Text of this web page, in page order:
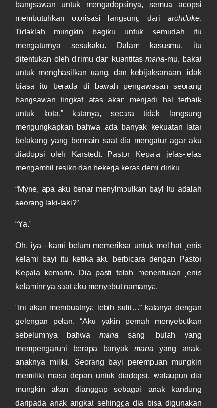
bangsawan untuk mengadopsinya, semua adopsi
membutuhkan otorisasi langsung dari archduke.
Tidaklah mungkin bagiku untuk semudah itu
mengaturnya sesukaku. Dalam kasusmu, itu
ditentukan oleh dirimu dan kuantitasmana-mu, bakat
untuk menghasilkan uang, dan kebijaksanaan tidak
biasa itu berada di bawah pengawasan seorang
bangsawan tingkat atas akan menjadi hal terbaik
untuk kota,” katanya, secara tidak langsung
mengungkapkan bahwa ada banyak kekuatan latar
belakang yang bermain saat dia mengatur agar aku
diadopsi oleh Karstedt. Pastor Kepala jelas-jelas
mengambil resiko dan bekerja keras demi diriku.
“Myne, apa aku benar menyimpulkan bayi itu adalah
seorang laki-laki?”
“Ya.”
Oh, iya—kami belum memeriksa untuk melihat jenis
kelami bayi itu ketika aku berbicara dengan Pastor
Kepala kemarin. Dia pasti telah menentukan jenis
kelaminnya saat aku menyebut namanya.
“Ini akan membuatnya lebih sulit…” katanya dengan
gelengan pelan. “Aku yakin pernah menyebutkan
sebelumnya bahwa mana sang ibulah yang
mempengaruhi berapa banyak mana yang anak-
anaknya miliki. Seorang bayi perempuan mungkin
memiliki masa depan untuk diadopsi, walaupun dia
mungkin akan dianggap sebagai anak kandung
daripada anak angkat sehingga dia bisa digunakan